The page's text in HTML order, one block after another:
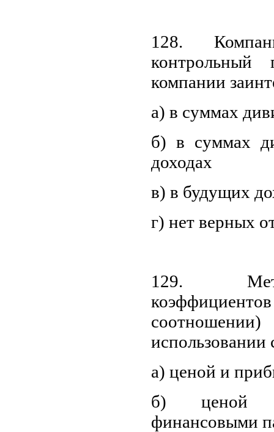
128.
контрольный
компании
а) в суммах
б) в суммах
доходах
в) в будущих
г) нет верных
129.
а) ценой и
б) ценой и
финансовыми